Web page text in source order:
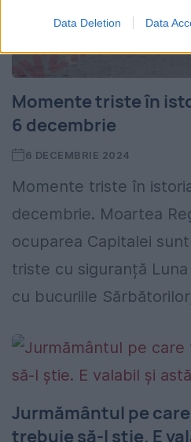
Data Deletion Data
Momente triste în
6 decembrie
6 DECEMBRIE 2024
Momente triste în
decembrie. Moartea
ocuparea Capitalei
triste cu siguranță
cu bucuriile
Jurmământul pe
trebuie să-l știe. E